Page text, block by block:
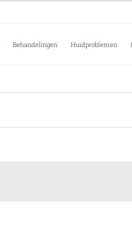
Behandelingen Huidproblemen